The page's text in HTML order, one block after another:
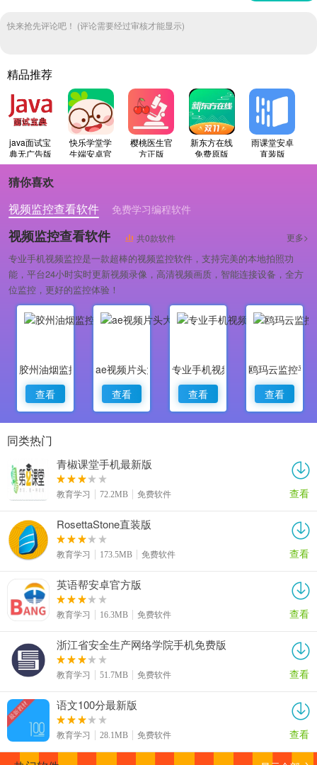
快来抢先评论吧！ (评论需要经过审核才能显示)
精品推荐
java面试宝
典无广告版
快乐学堂学
生端安卓官
方版
樱桃医生官
方正版
新东方在线
免费原版
雨课堂安卓
直装版
猜你喜欢
视频监控查看软件
免费学习编程软件
专业做婚礼策划的软件
视频监控查看软件 共0款软件 更多>
专业手机视频监控是一款超棒的视频监控软件，支持完美的本地拍照功
能，平台24小时实时更新视频录像，高清视频画质，智能连接设备，全方
位监控，更好的监控体验！
胶州油烟监控
查看
ae视频片头大师
查看
专业手机视频监控
查看
鸥玛云监控平
查看
同类热门
青椒课堂手机最新版
教育学习 72.2MB 免费软件 查看
RosettaStone直装版
教育学习 173.5MB 免费软件 查看
英语帮安卓官方版
教育学习 16.3MB 免费软件 查看
浙江省安全生产网络学院手机免费版
教育学习 51.7MB 免费软件 查看
语文100分最新版
教育学习 28.1MB 免费软件 查看